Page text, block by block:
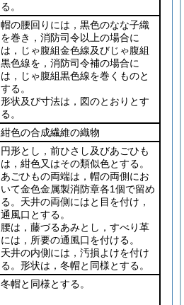
る。
帽の腰回りには，黒色のなな子織
を巻き，消防司令以上の場合に
は，じゃ腹組金色線及びじゃ腹組
黒色線を，消防司令補の場合に
は，じゃ腹組黒色線を巻くものと
する。
形状及び寸法は，図のとおりとす
る。
紺色の合成繊維の織物
円形とし，前ひさし及びあごひも
は，紺色又はその類似色とする。
あごひもの両端は，帽の両側にお
いて金色金属製消防章各1個で留め
る。天井の両側にはと目を付け，
通風口とする。
腰は，藤づるあみとし，すべり革
には，所要の通風口を付ける。
天井の内側には，汚損よけを付け
る。形状は，冬帽と同様とする。
冬帽と同様とする。